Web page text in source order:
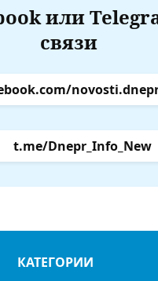
или
связи
t.me/Dnepr_Info_New
КАТЕГОРИИ